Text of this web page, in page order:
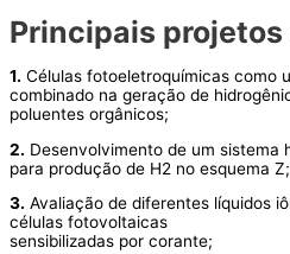
Principais
1. Células fotoeletroquímicas como
combinado na geração de
poluentes orgânicos;
2. Desenvolvimento de um sistema
para produção de H2 no esquema Z;
3. Avaliação de diferentes líquidos
células fotovoltaicas
sensibilizadas por corante;